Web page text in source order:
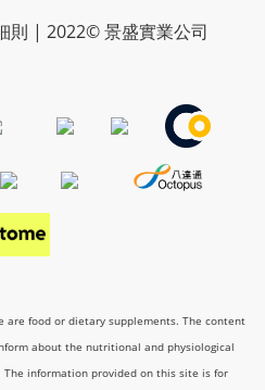
則 | 2022© 景盛實業公司
are food or dietary supplements. The content
about the nutritional and physiological
The information provided on this site is for